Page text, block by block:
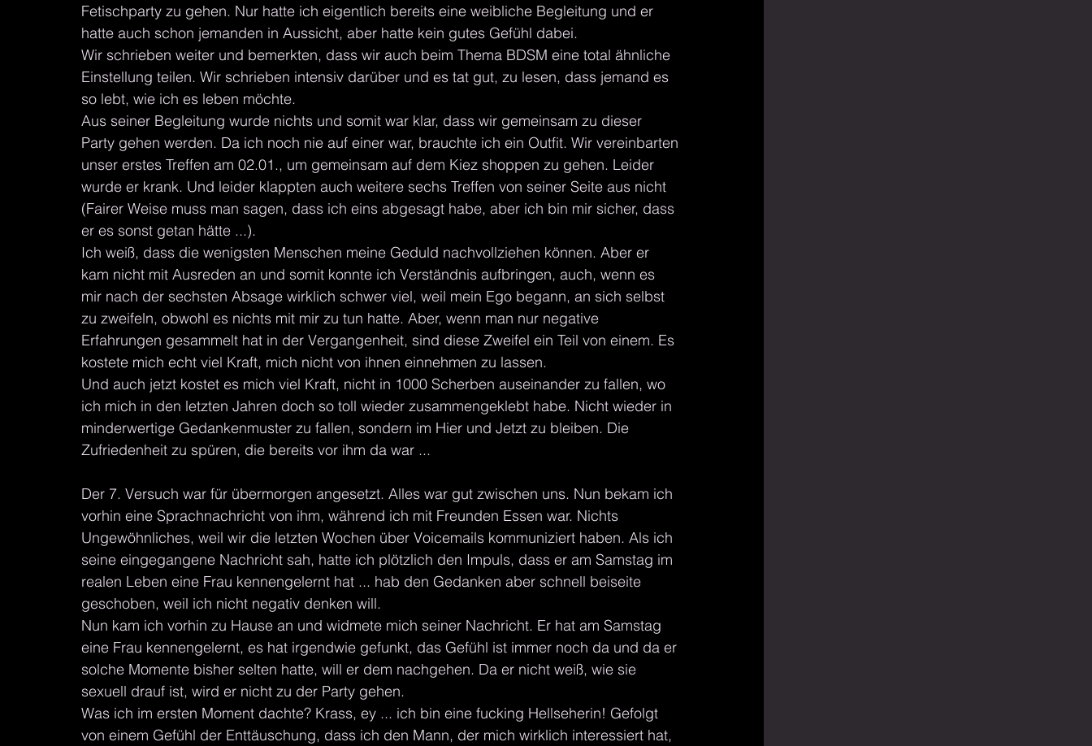
Fetischparty zu gehen. Nur hatte ich eigentlich bereits eine weibliche Begleitung und er
hatte auch schon jemanden in Aussicht, aber hatte kein gutes Gefühl dabei.
Wir schrieben weiter und bemerkten, dass wir auch beim Thema BDSM eine total ähnliche
Einstellung teilen. Wir schrieben intensiv darüber und es tat gut, zu lesen, dass jemand es
so lebt, wie ich es leben möchte.
Aus seiner Begleitung wurde nichts und somit war klar, dass wir gemeinsam zu dieser
Party gehen werden. Da ich noch nie auf einer war, brauchte ich ein Outfit. Wir vereinbarten
unser erstes Treffen am 02.01., um gemeinsam auf dem Kiez shoppen zu gehen. Leider
wurde er krank. Und leider klappten auch weitere sechs Treffen von seiner Seite aus nicht
(Fairer Weise muss man sagen, dass ich eins abgesagt habe, aber ich bin mir sicher, dass
er es sonst getan hätte ...).
Ich weiß, dass die wenigsten Menschen meine Geduld nachvollziehen können. Aber er
kam nicht mit Ausreden an und somit konnte ich Verständnis aufbringen, auch, wenn es
mir nach der sechsten Absage wirklich schwer viel, weil mein Ego begann, an sich selbst
zu zweifeln, obwohl es nichts mit mir zu tun hatte. Aber, wenn man nur negative
Erfahrungen gesammelt hat in der Vergangenheit, sind diese Zweifel ein Teil von einem. Es
kostete mich echt viel Kraft, mich nicht von ihnen einnehmen zu lassen.
Und auch jetzt kostet es mich viel Kraft, nicht in 1000 Scherben auseinander zu fallen, wo
ich mich in den letzten Jahren doch so toll wieder zusammengeklebt habe. Nicht wieder in
minderwertige Gedankenmuster zu fallen, sondern im Hier und Jetzt zu bleiben. Die
Zufriedenheit zu spüren, die bereits vor ihm da war ...
Der 7. Versuch war für übermorgen angesetzt. Alles war gut zwischen uns. Nun bekam ich
vorhin eine Sprachnachricht von ihm, während ich mit Freunden Essen war. Nichts
Ungewöhnliches, weil wir die letzten Wochen über Voicemails kommuniziert haben. Als ich
seine eingegangene Nachricht sah, hatte ich plötzlich den Impuls, dass er am Samstag im
realen Leben eine Frau kennengelernt hat ... hab den Gedanken aber schnell beiseite
geschoben, weil ich nicht negativ denken will.
Nun kam ich vorhin zu Hause an und widmete mich seiner Nachricht. Er hat am Samstag
eine Frau kennengelernt, es hat irgendwie gefunkt, das Gefühl ist immer noch da und da er
solche Momente bisher selten hatte, will er dem nachgehen. Da er nicht weiß, wie sie
sexuell drauf ist, wird er nicht zu der Party gehen.
Was ich im ersten Moment dachte? Krass, ey ... ich bin eine fucking Hellseherin! Gefolgt
von einem Gefühl der Enttäuschung, dass ich den Mann, der mich wirklich interessiert hat,